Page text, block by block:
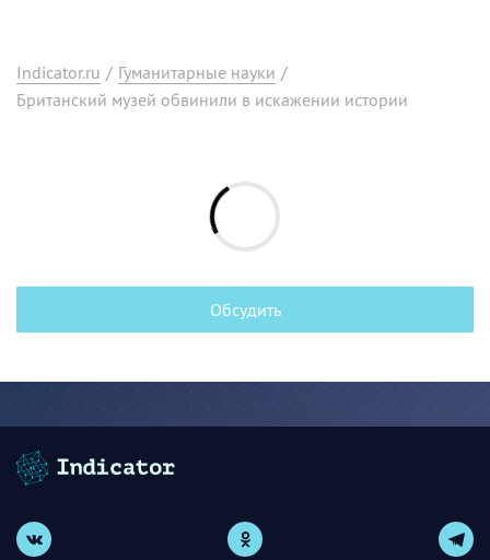
Indicator.ru / Гуманитарные науки /
Британский музей обвинили в искажении истории
Обсудить